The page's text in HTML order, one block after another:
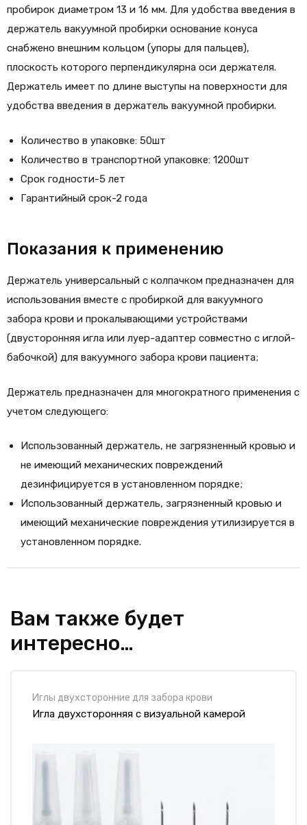
пробирок диаметром 13 и 16 мм. Для удобства введения в
держатель вакуумной пробирки основание конуса
снабжено внешним кольцом (упоры для пальцев),
плоскость которого перпендикулярна оси держателя.
Держатель имеет по длине выступы на поверхности для
удобства введения в держатель вакуумной пробирки.
Количество в упаковке: 50шт
Количество в транспортной упаковке: 1200шт
Срок годности-5 лет
Гарантийный срок-2 года
Показания к применению
Держатель универсальный с колпачком предназначен для
использования вместе с пробиркой для вакуумного
забора крови и прокалывающими устройствами
(двусторонняя игла или луер-адаптер совместно с иглой-
бабочкой) для вакуумного забора крови пациента;
Держатель предназначен для многократного применения с
учетом следующего:
Использованный держатель, не загрязненный кровью и
не имеющий механических повреждений
дезинфицируется в установленном порядке;
Использованный держатель, загрязненный кровью и
имеющий механические повреждения утилизируется в
установленном порядке.
Диаметр (мм)
Высота защитного колпачка (мм)
Количество в транспортной упаковке
Вам также будет
интересно…
Иглы двухсторонние для забора крови
Игла двухсторонняя с визуальной камерой